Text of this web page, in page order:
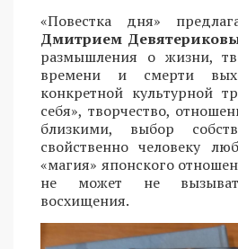
«Повестка дня»
Дмитрием
размышления о жизни,
времени и смерти
конкретной культурной
себя», творчество,
близкими, выбор
свойственно человеку
«магия» японского
не может не
восхищения.